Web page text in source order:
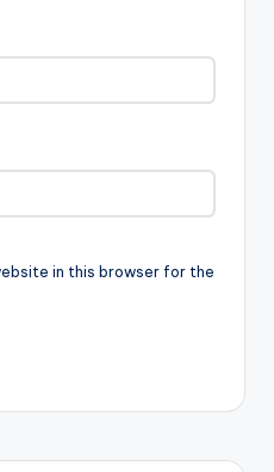
in this browser for the